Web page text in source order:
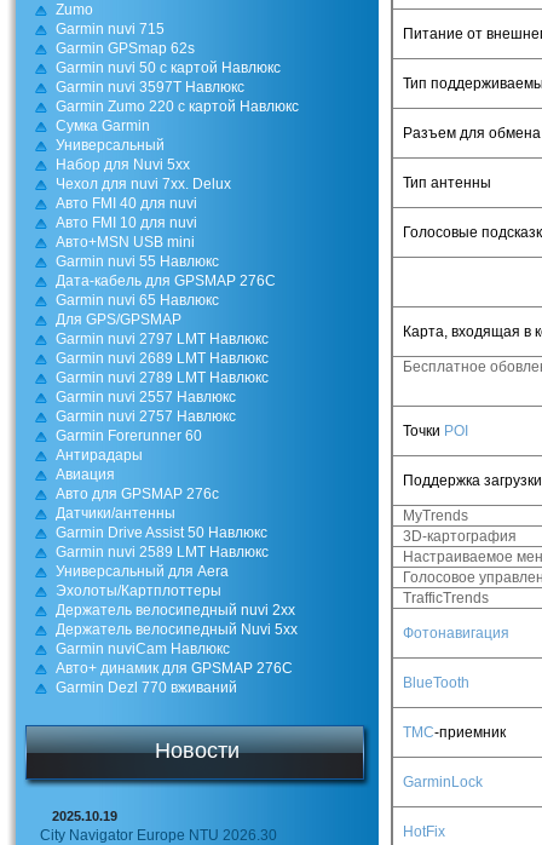
Zumo
Garmin nuvi 715
Garmin GPSmap 62s
Garmin nuvi 50 c картой Навлюкс
Garmin nuvi 3597T Навлюкс
Garmin Zumo 220 с картой Навлюкс
Cумка Garmin
Универсальный
Набор для Nuvi 5xx
Чехол для nuvi 7xx. Delux
Авто FMI 40 для nuvi
Авто FMI 10 для nuvi
Авто+MSN USB mini
Garmin nuvi 55 Навлюкс
Дата-кабель для GPSMAP 276C
Garmin nuvi 65 Навлюкс
Для GPS/GPSMAP
Garmin nuvi 2797 LMT Навлюкс
Garmin nuvi 2689 LMT Навлюкс
Garmin nuvi 2789 LMT Навлюкс
Garmin nuvi 2557 Навлюкс
Garmin nuvi 2757 Навлюкс
Garmin Forerunner 60
Антирадары
Авиация
Авто для GPSMAP 276с
Датчики/антенны
Garmin Drive Assist 50 Навлюкс
Garmin nuvi 2589 LMT Навлюкс
Универсальный для Aera
Эхолоты/Картплоттеры
Держатель велосипедный nuvi 2xx
Держатель велосипедный Nuvi 5xx
Garmin nuviCam Навлюкс
Авто+ динамик для GPSMAP 276C
Garmin Dezl 770 вживаний
Новости
2025.10.19
City Navigator Europe NTU 2026.30
Питание от
Тип
Разъем для
Тип антенны
Голосовые
Карта, входящая в
Бесплатное
Точки POI
Поддержка
MyTrends
3D-картография
Настраиваемое
Голосовое
TrafficTrends
Фотонавигация
BlueTooth
TMC-приемник
GarminLock
HotFix